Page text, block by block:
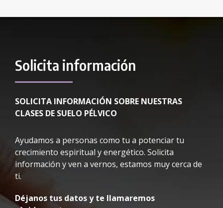
Solicita información
SOLICITA INFORMACIÓN SOBRE NUESTRAS
CLASES DE SUELO PÉLVICO
Ayudamos a personas como tu a potenciar tu
crecimiento espiritual y energético. Solicita
información y ven a vernos, estamos muy cerca de
ti.
Déjanos tus datos y te llamaremos